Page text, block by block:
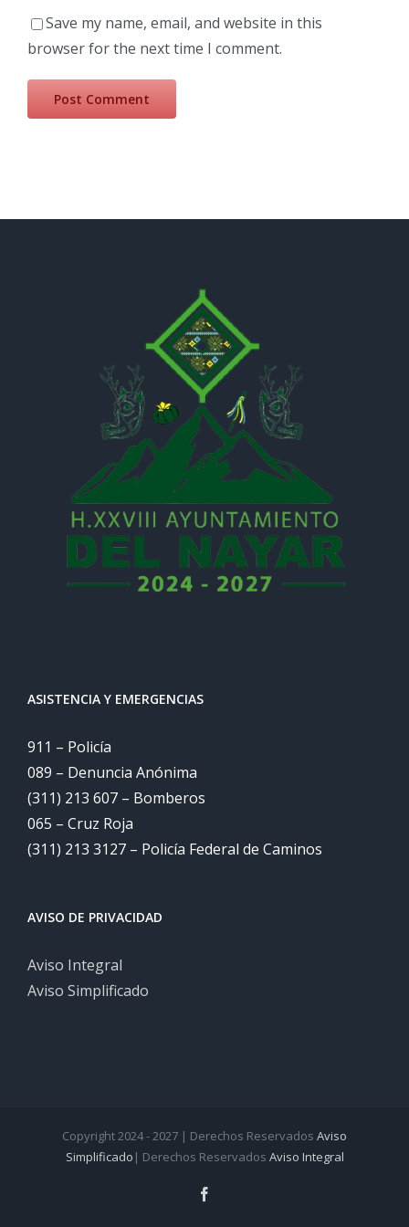
Save my name, email, and website in this
browser for the next time I comment.
ASISTENCIA Y EMERGENCIAS
911 – Policía
089 – Denuncia Anónima
(311) 213 607 – Bomberos
065 – Cruz Roja
(311) 213 3127 – Policía Federal de Caminos
AVISO DE PRIVACIDAD
Aviso Integral
Aviso Simplificado
Copyright 2024 - 2027 | Derechos Reservados Aviso
Simplificado | Derechos Reservados Aviso Integral